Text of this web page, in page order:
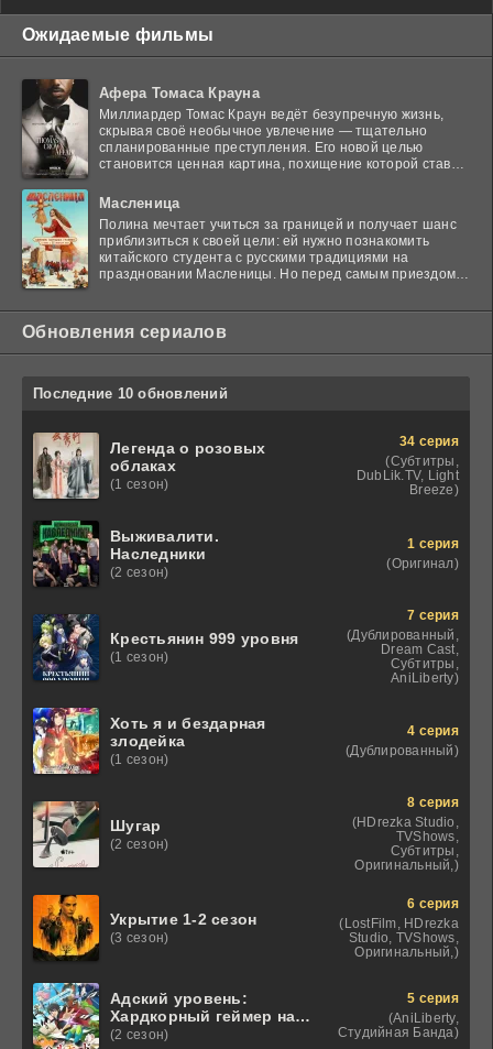
Ожидаемые фильмы
Афера Томаса Крауна
Миллиардер Томас Краун ведёт безупречную жизнь,
скрывая своё необычное увлечение — тщательно
спланированные преступления. Его новой целью
становится ценная картина, похищение которой ставит
Масленица
Полина мечтает учиться за границей и получает шанс
приблизиться к своей цели: ей нужно познакомить
китайского студента с русскими традициями на
праздновании Масленицы. Но перед самым приездом
Обновления сериалов
Последние 10 обновлений
Легенда о розовых
облаках
(1 сезон)
34 серия
(Субтитры,
DubLik.TV, Light
Breeze)
Выживалити.
Наследники
(2 сезон)
1 серия
(Оригинал)
Крестьянин 999 уровня
(1 сезон)
7 серия
(Дублированный,
Dream Cast,
Субтитры,
AniLiberty)
Хоть я и бездарная
злодейка
(1 сезон)
4 серия
(Дублированный)
Шугар
(2 сезон)
8 серия
(HDrezka Studio,
TVShows,
Субтитры,
Оригинальный,)
Укрытие 1-2 сезон
(3 сезон)
6 серия
(LostFilm, HDrezka
Studio, TVShows,
Оригинальный,)
Адский уровень:
Хардкорный геймер на
самой высокой
(2 сезон)
5 серия
(AniLiberty,
Студийная Банда)